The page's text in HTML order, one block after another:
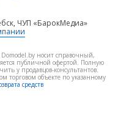
ЧУП «БарокМедиа»
носит справочный,
публичной офертой. Полную
у продавцов-консультантов.
торговом объекте по указанному
средств